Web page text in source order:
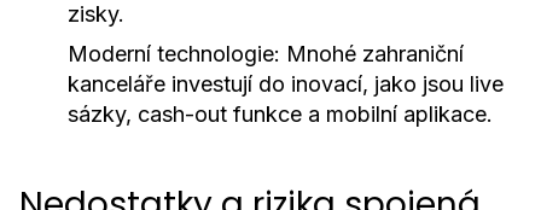
zisky.
Moderní technologie: Mnohé zahraniční
kanceláře investují do inovací, jako jsou live
sázky, cash-out funkce a mobilní aplikace.